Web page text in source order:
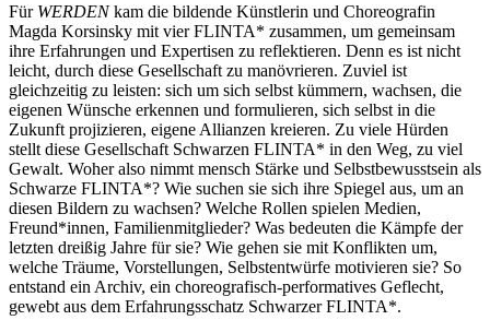
Für WERDENkam die bildende Künstlerin und Choreografin
Magda Korsinsky mit vier FLINTA* zusammen, um gemeinsam
ihre Erfahrungen und Expertisen zu reflektieren. Denn es ist nicht
leicht, durch diese Gesellschaft zu manövrieren. Zuviel ist
gleichzeitig zu leisten: sich um sich selbst kümmern, wachsen, die
eigenen Wünsche erkennen und formulieren, sich selbst in die
Zukunft projizieren, eigene Allianzen kreieren. Zu viele Hürden
stellt diese Gesellschaft Schwarzen FLINTA* in den Weg, zu viel
Gewalt. Woher also nimmt mensch Stärke und Selbstbewusstsein als
Schwarze FLINTA*? Wie suchen sie sich ihre Spiegel aus, um an
diesen Bildern zu wachsen? Welche Rollen spielen Medien,
Freund*innen, Familienmitglieder? Was bedeuten die Kämpfe der
letzten dreißig Jahre für sie? Wie gehen sie mit Konflikten um,
welche Träume, Vorstellungen, Selbstentwürfe motivieren sie? So
entstand ein Archiv, ein choreografisch-performatives Geflecht,
gewebt aus dem Erfahrungsschatz Schwarzer FLINTA*.